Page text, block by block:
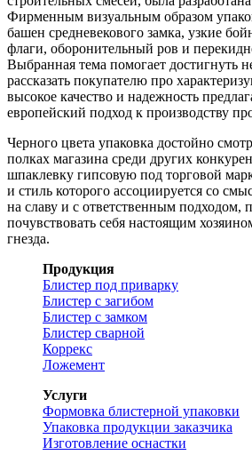
Фирменным визуальным образом
башен средневекового замка, узкие
флаги, оборонительный ров и
Выбранная тема помогает достигнуть
рассказать покупателю про
высокое качество и надежность
европейский подход к производству
Черного цвета упаковка достойно
полках магазина среди других
шпаклевку гипсовую под торговой
и стиль которого ассоциируется со
на славу и с ответственным подходом,
почувствовать себя настоящим
гнезда.
Продукция
Блистер под приварку
Блистер с загибом
Блистер с замком
Блистер сварной
Коррекс
Ложемент
Услуги
Формовка блистерной упаковки
Упаковка продукции заказчика
Изготовление оснастки